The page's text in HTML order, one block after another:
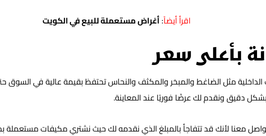
اقرأ أيضاً:أغراض مستعملة للبيع في الكويت
بأعلى سعر
الداخلية مثل الضاغط والمبخر والمكثف والنحاس تحتفظ بقيمة عالية في
دقيق ونقدم لك عرضًا فوريًا عند المعاينة.
معنا لأنك قد تتفاجأ بالمبلغ الذي نقدمه لك حيث نشتري مكيفات مستعملة